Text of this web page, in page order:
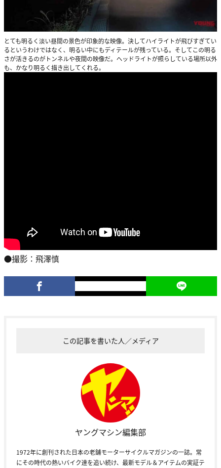
とても明るく淡い昼間の景色が印象的な映像。決してハイライトが飛びすぎてい
るというわけではなく、明るい中にもディテールが残っている。そしてこの明る
さが活きるのがトンネルや夜間の映像だ。ヘッドライトが照らしている場所以外
も、かなり明るく描き出してくれる。
●撮影：飛澤慎
この記事を書いた人／メディア
ヤングマシン編集部
1972年に創刊された日本の老舗モーターサイクルマガジンの一誌。常
にその時代の熱いバイク達を追い続け、最新モデル＆アイテムの実証テ